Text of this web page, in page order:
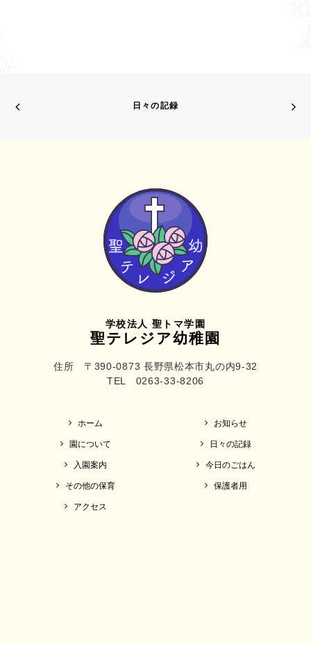
日々の記録
学校法人 聖トマ学園
聖テレジア幼稚園
住所 〒390-0873 長野県松本市丸の内9-32
TEL 0263-33-8206
ホーム
園について
入園案内
その他の保育
アクセス
お知らせ
日々の記録
今日のごはん
保護者用